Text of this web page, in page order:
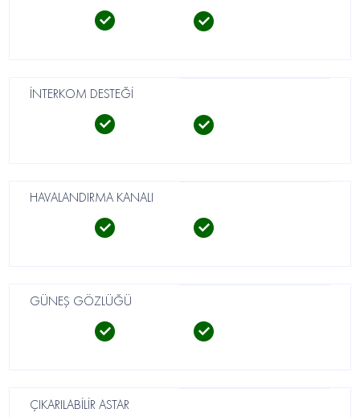
İNTERKOM DESTEĞİ
HAVALANDIRMA KANALI
GÜNEŞ GÖZLÜĞÜ
ÇIKARILABİLİR ASTAR